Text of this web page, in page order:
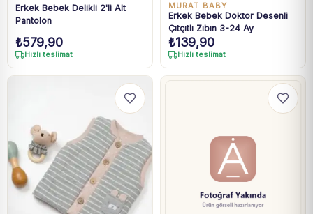
Erkek Bebek Delikli 2'li Alt
Pantolon
₺579,90
Hızlı teslimat
MURAT BABY
Erkek Bebek Doktor Desenli
Çıtçıtlı Zıbın 3-24 Ay
₺139,90
Hızlı teslimat